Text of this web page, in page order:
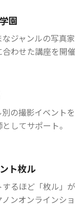
園
なジャンルの写真
わせた講座を開催
別の撮影イベント
してサポート。
ト枚ル
するほど「枚ル」
ンオンラインシ